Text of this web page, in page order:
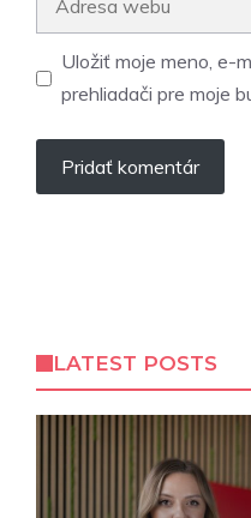
Uložiť moje meno, e-
prehliadači pre moje
LATEST POSTS